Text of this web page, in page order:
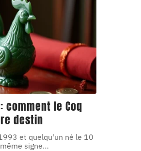
comment le Coq
destin
et quelqu'un né le 10
signe…